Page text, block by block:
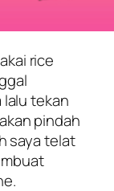
rice
lalu tekan
pindah
saya telat